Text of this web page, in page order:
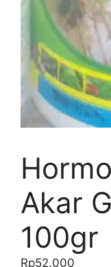
Akar
100gr
Rp52.000